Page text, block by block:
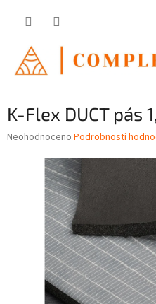
K-Flex DUCT pás
Průměrné
produktu
hvězdiček.
Neohodnoceno Podrobnosti